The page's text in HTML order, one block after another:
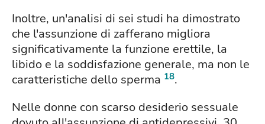
Inoltre, un'analisi di sei studi ha dimostrato
che l'assunzione di zafferano migliora
significativamente la funzione erettile, la
libido e la soddisfazione generale, ma non le
caratteristiche dello sperma 18.
Nelle donne con scarso desiderio sessuale